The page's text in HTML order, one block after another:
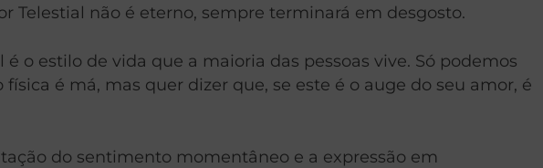
Telestial não é eterno, sempre terminará em desgosto.
o estilo de vida que a maioria das pessoas vive. Só podemos
é má, mas quer dizer que, se este é o auge do seu amor, é
do sentimento momentâneo e a expressão em